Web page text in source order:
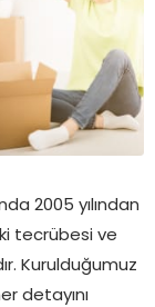
2005 yılından
tecrübesi ve
Kurulduğumuz
detayını